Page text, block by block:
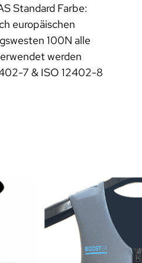
Standard Farbe:
europäischen
100N alle
werden
7 & ISO 12402-8